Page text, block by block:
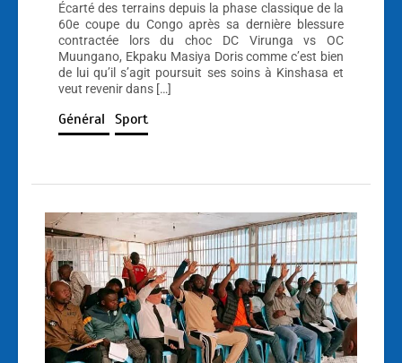
Écarté des terrains depuis la phase classique de la
60e coupe du Congo après sa dernière blessure
contractée lors du choc DC Virunga vs OC
Muungano, Ekpaku Masiya Doris comme c’est bien
de lui qu’il s’agit poursuit ses soins à Kinshasa et
veut revenir dans […]
Général Sport